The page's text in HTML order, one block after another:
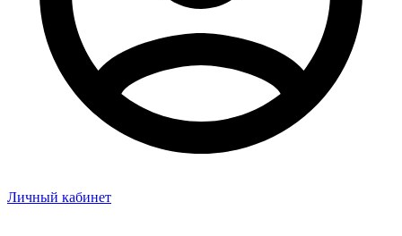
Личный кабинет